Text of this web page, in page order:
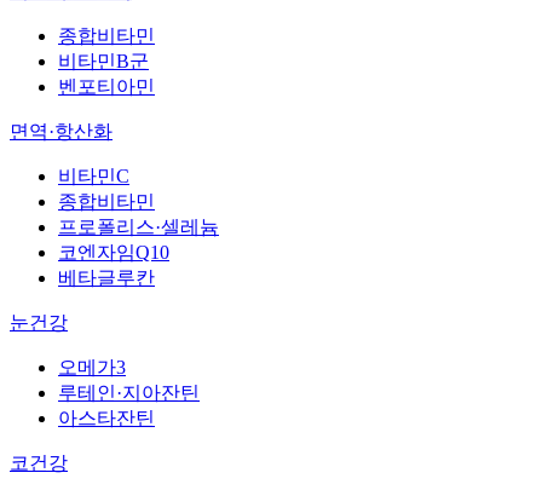
종합비타민
비타민B군
벤포티아민
면역·항산화
비타민C
종합비타민
프로폴리스·셀레늄
코엔자임Q10
베타글루칸
눈건강
오메가3
루테인·지아잔틴
아스타잔틴
코건강